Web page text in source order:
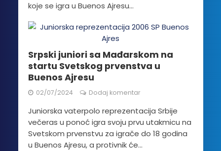
koje se igra u Buenos Ajresu...
Srpski juniori sa Mađarskom na
startu Svetskog prvenstva u
Buenos Ajresu
02/07/2024 Dodaj komentar
Juniorska vaterpolo reprezentacija Srbije
večeras u ponoć igra svoju prvu utakmicu na
Svetskom prvenstvu za igrače do 18 godina
u Buenos Ajresu, a protivnik će...